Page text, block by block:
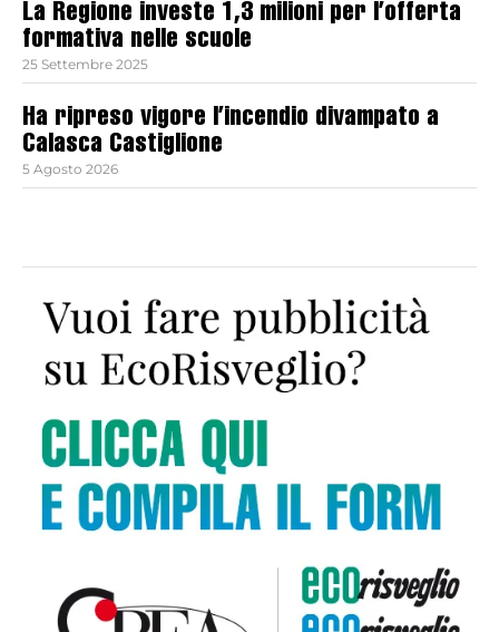
La Regione investe 1,3 milioni per l’offerta
formativa nelle scuole
25 Settembre 2025
Ha ripreso vigore l’incendio divampato a
Calasca Castiglione
5 Agosto 2026